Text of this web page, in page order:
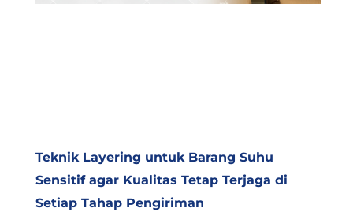
Teknik Layering untuk Barang Suhu
Sensitif agar Kualitas Tetap Terjaga di
Setiap Tahap Pengiriman